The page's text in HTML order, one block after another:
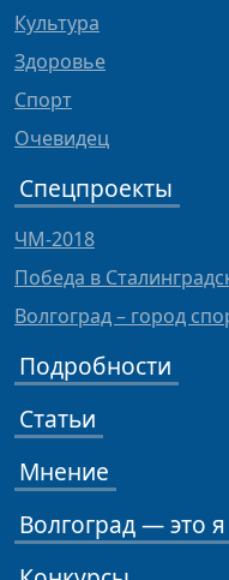
Культура
Здоровье
Спорт
Очевидец
Спецпроекты
ЧМ-2018
Победа в
Волгоград – город
Подробности
Статьи
Мнение
Волгоград — это я